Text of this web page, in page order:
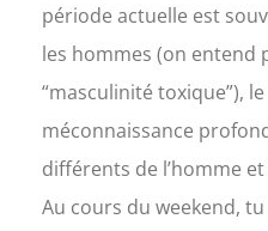
période actuelle est
les hommes (on entend
“masculinité toxique”),
méconnaissance
différents de l’homme
Au cours du weekend,